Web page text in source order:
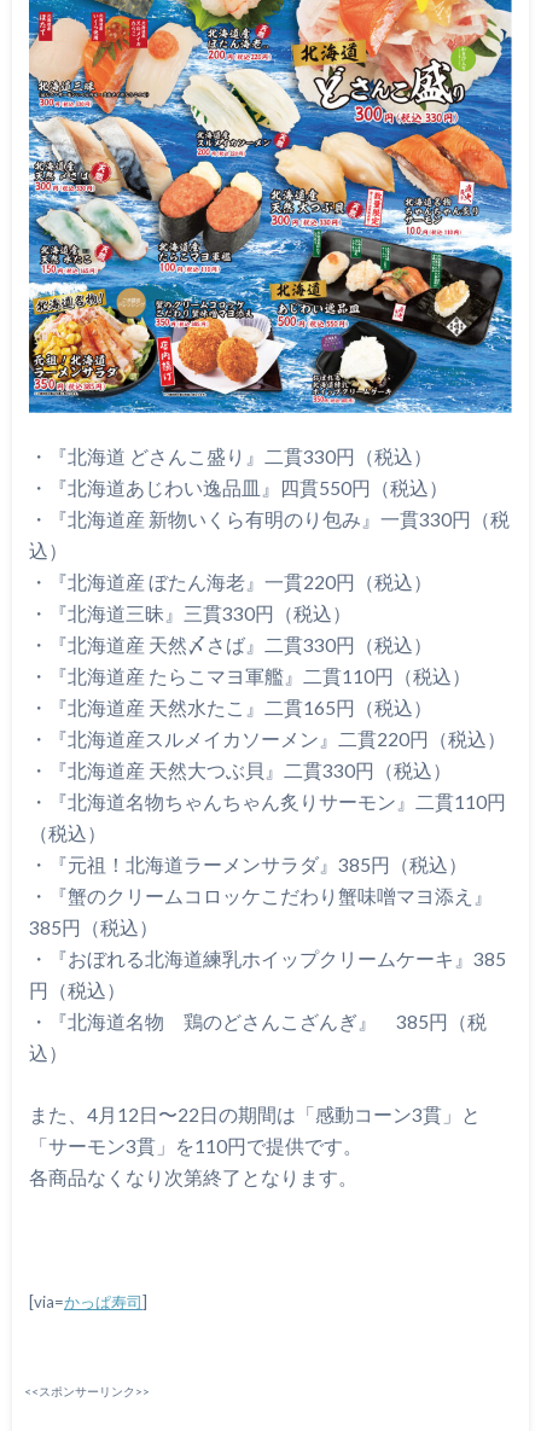
・『北海道 どさんこ盛り』二貫330円（税込）
・『北海道あじわい逸品皿』四貫550円（税込）
・『北海道産 新物いくら有明のり包み』一貫330円（税
込）
・『北海道産 ぼたん海老』一貫220円（税込）
・『北海道三昧』三貫330円（税込）
・『北海道産 天然〆さば』二貫330円（税込）
・『北海道産 たらこマヨ軍艦』二貫110円（税込）
・『北海道産 天然水たこ』二貫165円（税込）
・『北海道産スルメイカソーメン』二貫220円（税込）
・『北海道産 天然大つぶ貝』二貫330円（税込）
・『北海道名物ちゃんちゃん炙りサーモン』二貫110円
（税込）
・『元祖！北海道ラーメンサラダ』385円（税込）
・『蟹のクリームコロッケこだわり蟹味噌マヨ添え』
385円（税込）
・『おぼれる北海道練乳ホイップクリームケーキ』385
円（税込）
・『北海道名物 鶏のどさんこざんぎ』 385円（税
込）
また、4月12日〜22日の期間は「感動コーン3貫」と
「サーモン3貫」を110円で提供です。
各商品なくなり次第終了となります。
[via=かっぱ寿司]
<<スポンサーリンク>>